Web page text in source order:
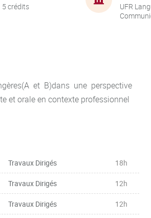
5 crédits
UFR
et B)dans une perspective
et orale en contexte professionnel
Travaux Dirigés 18h
Travaux Dirigés 12h
Travaux Dirigés 12h